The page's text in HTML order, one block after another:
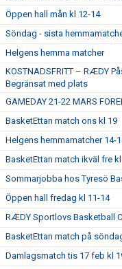
Öppen hall mån kl 12-14
Söndag - sista
Helgens hemma matcher
KOSTNADSFRITT – RÆDY
Begränsat med plats
GAMEDAY 21-22 MARS
BasketEttan match ons kl 19
Helgens hemmamatcher 14-
BasketEttan match ikväl fre
Sommarjobba hos Tyresö
Öppen hall fredag kl 11-14
RÆDY Sportlovs Basketball
BasketEttan match på
Damlagsmatch tis 17 feb kl